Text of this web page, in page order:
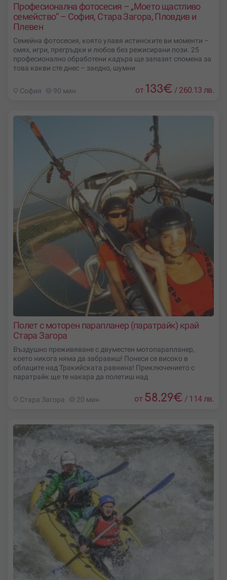
Професионална фотосесия – „Моето щастливо
семейство“ – София, Стара Загора, Пловдив и
Плевен
Семейна фотосесия, която улавя истинските ви моменти –
смях, игри, прегръдки и любов без режисирани пози. 25
професионално обработени кадъра ще запазят спомена за
това какви сте днес – заедно, шумни
София 90 мин от 133€ / 260.13 лв.
Полет с моторен парапланер (паратрайк) край
Стара Загора
Въздушно преживяване с двуместен мотопарапланер,
което никога няма да забравиш! Понеси се високо в
облаците над Тракийската равнина! Приключението с
паратрайк ще те накара да полетиш над
Стара Загора 20 мин от 58.29€ / 114 лв.